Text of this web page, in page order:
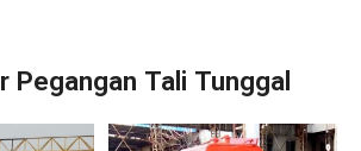
Pegangan Tali Tunggal